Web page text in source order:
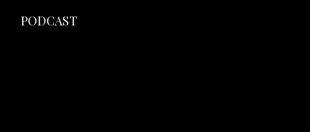
PODCAST